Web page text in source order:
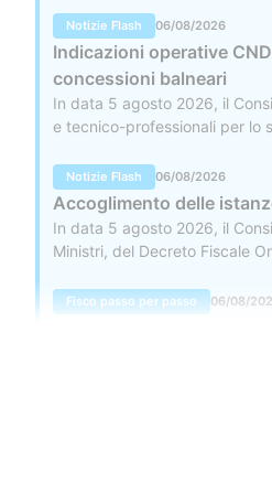
Notizie Flash 06/08/2026
Indicazioni operative
concessioni balneari
In data 5 agosto 2026, il
e tecnico-professionali per lo
Notizie Flash 06/08/2026
Accoglimento delle
In data 5 agosto 2026, il
Ministri, del Decreto Fiscale
imprese.
Fisco passo per passo 06/08/